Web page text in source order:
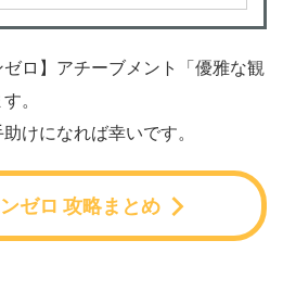
ロ】アチーブメント「優雅な観
。
けになれば幸いです。
ゼロ 攻略まとめ